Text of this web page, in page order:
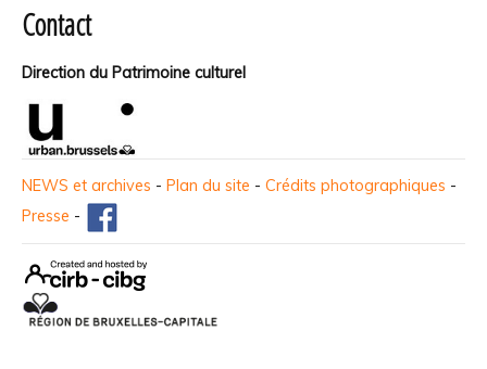
Contact
Direction du Patrimoine culturel
NEWS et archives - Plan du site - Crédits photographiques -
Presse -